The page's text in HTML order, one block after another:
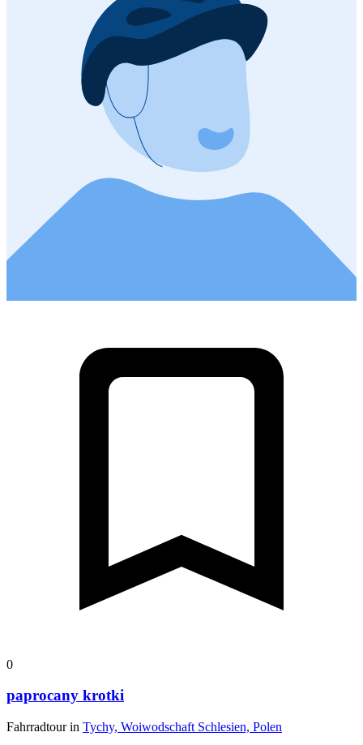
0
paprocany krotki
Fahrradtour in Tychy, Woiwodschaft Schlesien, Polen